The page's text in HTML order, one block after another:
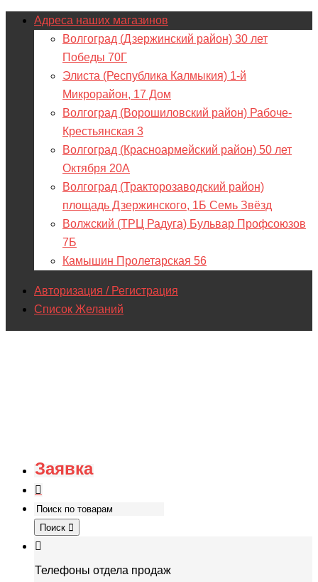
Адреса наших магазинов
Волгоград (Дзержинский район) 30 лет
Победы 70Г
Элиста (Республика Калмыкия) 1-й
Микрорайон, 17 Дом
Волгоград (Ворошиловский район) Рабоче-
Крестьянская 3
Волгоград (Красноармейский район) 50 лет
Октября 20А
Волгоград (Тракторозаводский район)
площадь Дзержинского, 1Б Семь Звёзд
Волжский (ТРЦ Радуга) Бульвар Профсоюзов
7Б
Камышин Пролетарская 56
Авторизация / Регистрация
Список Желаний
Заявка
Поиск
Телефоны отдела продаж